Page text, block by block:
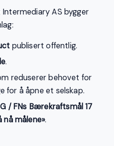
AS bygger
publisert offentlig.
.
reduserer behovet for
for å åpne et selskap.
/ FNs Bærekraftsmål 17
målene».